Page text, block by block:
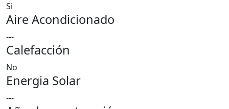
Si
Aire Acondicionado
---
Calefacción
No
Energia Solar
---